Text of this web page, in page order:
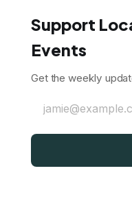
Support
Events
Get the weekly